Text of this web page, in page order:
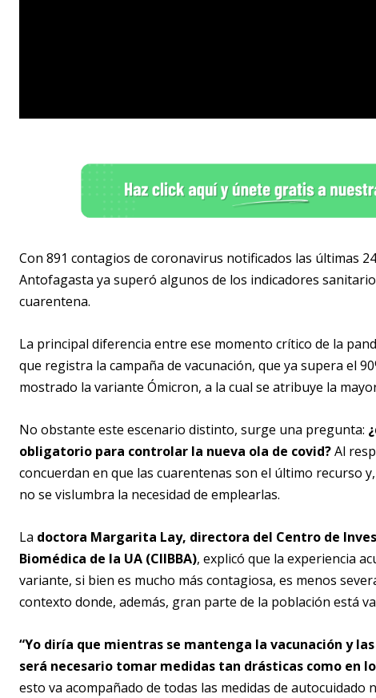
Con 891 contagios de coronavirus notificados las últimas
Antofagasta ya superó algunos de los indicadores
cuarentena.
La principal diferencia entre ese momento crítico de la
que registra la campaña de vacunación, que ya supera el
mostrado la variante Ómicron, a la cual se atribuye la
No obstante este escenario distinto, surge una pregunta:
obligatorio para controlar la nueva ola de covid?Al
concuerdan en que las cuarentenas son el último recurso
no se vislumbra la necesidad de emplearlas.
La doctora Margarita Lay, directora del Centro de
Biomédica de la UA (CIIBBA), explicó que la experiencia
variante, si bien es mucho más contagiosa, es menos
contexto donde, además, gran parte de la población está
“Yo diría que mientras se mantenga la vacunación y
será necesario tomar medidas tan drásticas como en
esto va acompañado de todas las medidas de autocuidado